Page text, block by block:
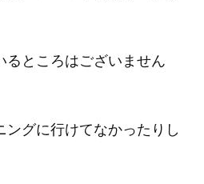
るところはございません
ングに行けてなかったりし